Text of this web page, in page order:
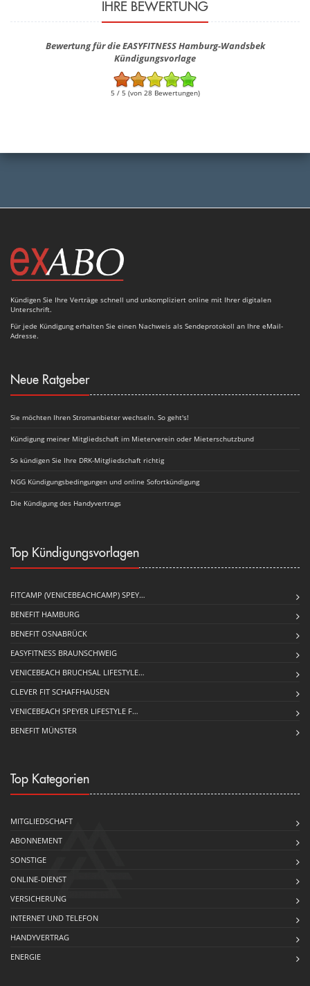
IHRE BEWERTUNG
Bewertung für die EASYFITNESS Hamburg-Wandsbek
Kündigungsvorlage
5 / 5 (von 28 Bewertungen)
Kündigen Sie Ihre Verträge schnell und unkompliziert online mit Ihrer digitalen
Unterschrift.
Für jede Kündigung erhalten Sie einen Nachweis als Sendeprotokoll an Ihre eMail-
Adresse.
Neue Ratgeber
Sie möchten Ihren Stromanbieter wechseln. So geht's!
Kündigung meiner Mitgliedschaft im Mieterverein oder Mieterschutzbund
So kündigen Sie Ihre DRK-Mitgliedschaft richtig
NGG Kündigungsbedingungen und online Sofortkündigung
Die Kündigung des Handyvertrags
Top Kündigungsvorlagen
FITCAMP (VENICEBEACHCAMP) SPEY…
BENEFIT HAMBURG
BENEFIT OSNABRÜCK
EASYFITNESS BRAUNSCHWEIG
VENICEBEACH BRUCHSAL LIFESTYLE…
CLEVER FIT SCHAFFHAUSEN
VENICEBEACH SPEYER LIFESTYLE F…
BENEFIT MÜNSTER
Top Kategorien
MITGLIEDSCHAFT
ABONNEMENT
SONSTIGE
ONLINE-DIENST
VERSICHERUNG
INTERNET UND TELEFON
HANDYVERTRAG
ENERGIE